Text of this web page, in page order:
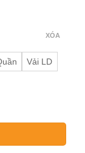
Vải LD
XÓA